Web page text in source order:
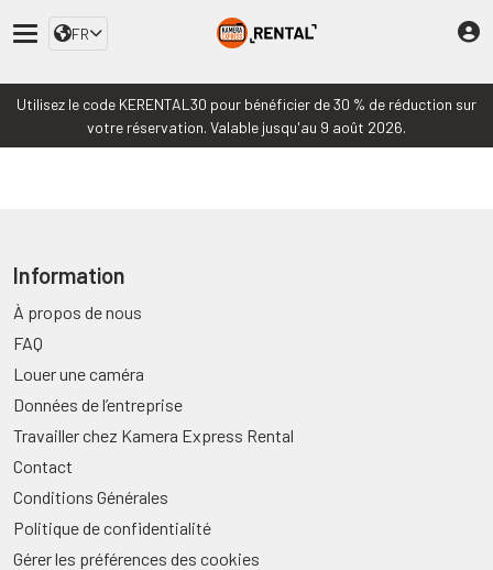
FR
Utilisez le code KERENTAL30 pour bénéficier de 30 % de réduction sur
votre réservation. Valable jusqu'au 9 août 2026.
Information
À propos de nous
FAQ
Louer une caméra
Données de l’entreprise
Travailler chez Kamera Express Rental
Contact
Conditions Générales
Politique de confidentialité
Gérer les préférences des cookies